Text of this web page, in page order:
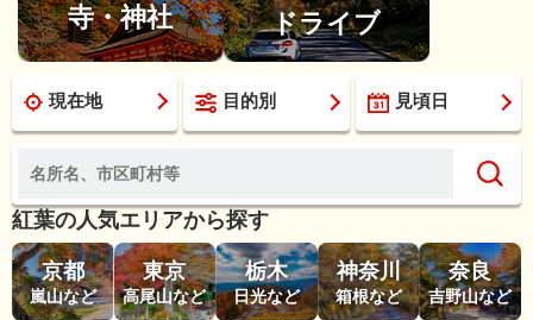
寺・神社 ドライブ
現在地 目的別 見頃日
紅葉の人気エリアから探す
京都
嵐山など
東京
高尾山など
栃木
日光など
神奈川
箱根など
奈良
吉野山など